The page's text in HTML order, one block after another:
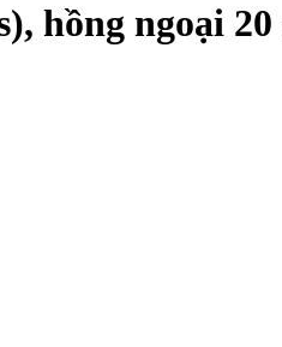
hồng ngoại 20